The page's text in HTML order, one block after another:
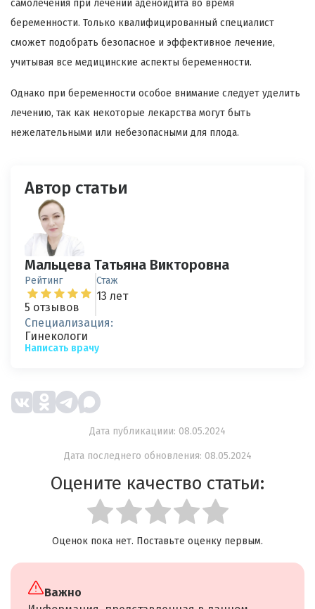
самолечения при лечении аденоидита во время
беременности. Только квалифицированный специалист
сможет подобрать безопасное и эффективное лечение,
учитывая все медицинские аспекты беременности.
Однако при беременности особое внимание следует уделить
лечению, так как некоторые лекарства могут быть
нежелательными или небезопасными для плода.
Автор статьи
Мальцева Татьяна Викторовна
Рейтинг
5 отзывов
Стаж
13 лет
Специализация:
Гинекологи
Написать врачу
Дата публикациии: 08.05.2024
Дата последнего обновления: 08.05.2024
Оцените качество статьи:
Оценок пока нет. Поставьте оценку первым.
Важно